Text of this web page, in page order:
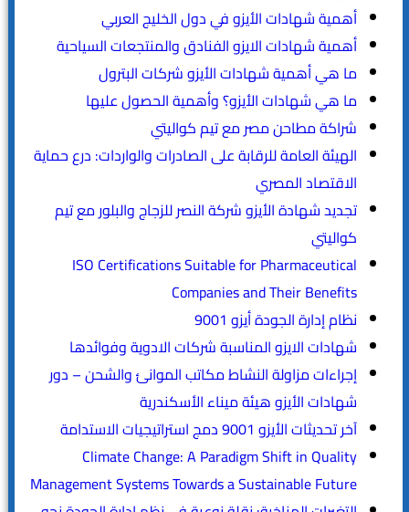
أهمية شهادات الأيزو في دول الخليج العربي
أهمية شهادات الايزو الفنادق والمنتجعات السياحية
ما هي أهمية شهادات الأيزو شركات البترول
ما هي شهادات الأيزو؟ وأهمية الحصول عليها
شراكة مطاحن مصر مع تيم كواليتي
الهيئة العامة للرقابة على الصادرات والواردات: درع حماية
الاقتصاد المصري
تجديد شهادة الأيزو شركة النصر للزجاج والبلور مع تيم
كواليتي
ISO Certifications Suitable for Pharmaceutical
Companies and Their Benefits
نظام إدارة الجودة أيزو 9001
شهادات الايزو المناسبة شركات الادوية وفوائدها
إجراءات مزاولة النشاط مكاتب الموانئ والشحن – دور
شهادات الأيزو هيئة ميناء الأسكندرية
آخر تحديثات الأيزو 9001 دمج استراتيجيات الاستدامة
Climate Change: A Paradigm Shift in Quality
Management Systems Towards a Sustainable Future